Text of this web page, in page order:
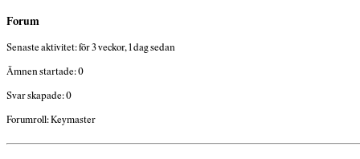
Forum
Senaste aktivitet: för 3 veckor, 1 dag sedan
Ämnen startade: 0
Svar skapade: 0
Forumroll: Keymaster